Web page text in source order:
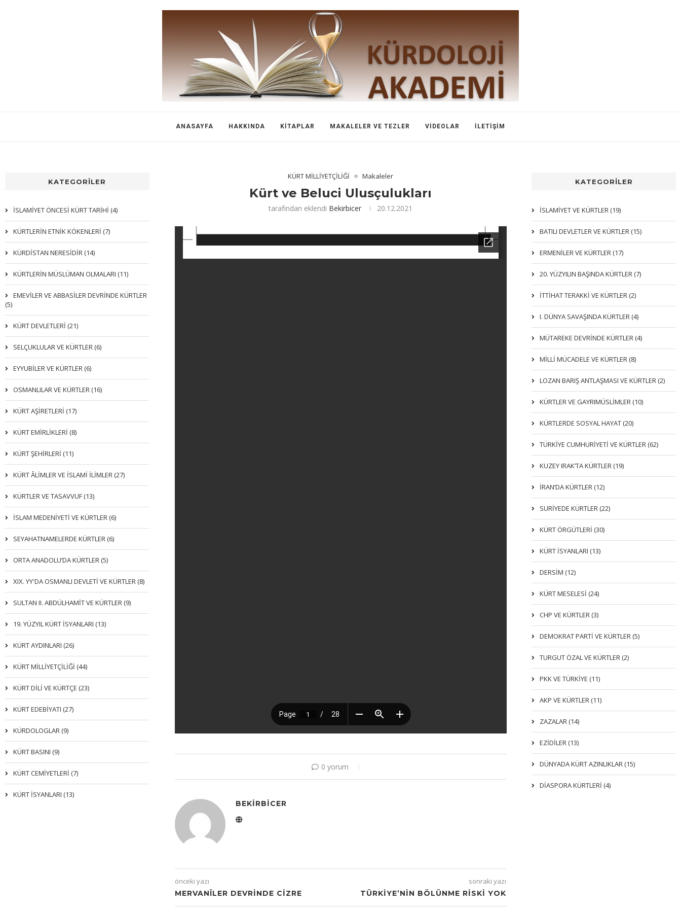
ANASAYFA HAKKINDA KITAPLAR MAKALELER VE TEZLER VIDEOLAR İLETIŞIM
KÜRT MİLLİYETÇİLİĞİ Makaleler
Kürt ve Beluci Ulusçulukları
tarafından eklendi Bekirbicer 20.12.2021
0 yorum
BEKIRBICER
önceki yazı
MERVANÎLER DEVRINDE CIZRE
sonraki yazı
TÜRKIYE’NIN BÖLÜNME RISKI YOK
KATEGORİLER
İSLAMIYET VE KÜRTLER (19)
BATILI DEVLETLER VE KÜRTLER (15)
ERMENİLER VE KÜRTLER (17)
20. YÜZYILIN BAŞINDA KÜRTLER (7)
İTTIHAT TERAKKI VE KÜRTLER (2)
I. DÜNYA SAVAŞINDA KÜRTLER (4)
MÜTAREKE DEVRİNDE KÜRTLER (4)
MİLLİ MÜCADELE VE KÜRTLER (8)
LOZAN BARIŞ ANTLAŞMASI VE KÜRTLER (2)
KÜRTLER VE GAYRIMÜSLIMLER (10)
KÜRTLERDE SOSYAL HAYAT (20)
TÜRKİYE CUMHURİYETİ VE KÜRTLER (62)
KUZEY IRAK’TA KÜRTLER (19)
İRAN’DA KÜRTLER (12)
SURİYEDE KÜRTLER (22)
KÜRT ÖRGÜTLERİ (30)
KÜRT İSYANLARI (13)
DERSIM (12)
KÜRT MESELESİ (24)
CHP VE KÜRTLER (3)
DEMOKRAT PARTI VE KÜRTLER (5)
TURGUT ÖZAL VE KÜRTLER (2)
PKK VE TÜRKIYE (11)
AKP VE KÜRTLER (11)
ZAZALAR (14)
EZIDILER (13)
DÜNYADA KÜRT AZINLIKLAR (15)
DİASPORA KÜRTLERİ (4)
KATEGORİLER
İSLAMİYET ÖNCESİ KÜRT TARİHİ (4)
KÜRTLERIN ETNIK KÖKENLERI (7)
KÜRDİSTAN NERESİDİR (14)
KÜRTLERİN MÜSLÜMAN OLMALARI (11)
EMEVİLER VE ABBASİLER DEVRİNDE KÜRTLER
(5)
KÜRT DEVLETLERİ (21)
SELÇUKLULAR VE KÜRTLER (6)
EYYUBİLER VE KÜRTLER (6)
OSMANLILAR VE KÜRTLER (16)
KÜRT AŞİRETLERİ (17)
KÜRT EMİRLİKLERİ (8)
KÜRT ŞEHİRLERİ (11)
KÜRT ÂLİMLER VE İSLAMİ İLİMLER (27)
KÜRTLER VE TASAVVUF (13)
İSLAM MEDENİYETİ VE KÜRTLER (6)
SEYAHATNAMELERDE KÜRTLER (6)
ORTA ANADOLU’DA KÜRTLER (5)
XIX. YY'DA OSMANLI DEVLETI VE KÜRTLER (8)
SULTAN II. ABDÜLHAMİT VE KÜRTLER (9)
19. YÜZYIL KÜRT İSYANLARI (13)
KÜRT AYDINLARI (26)
KÜRT MİLLİYETÇİLİĞİ (44)
KÜRT DİLİ VE KÜRTÇE (23)
KÜRT EDEBİYATI (27)
KÜRDOLOGLAR (9)
KÜRT BASINI (9)
KÜRT CEMİYETLERİ (7)
KÜRT İSYANLARI (13)